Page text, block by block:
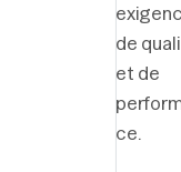
de
et de
ce.